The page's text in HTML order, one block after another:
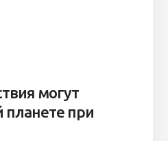
могут
планете при